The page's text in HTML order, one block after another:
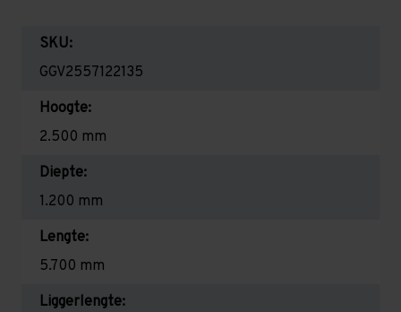
SKU:
GGV2557122135
Hoogte:
2.500 mm
Diepte:
1.200 mm
Lengte:
5.700 mm
Liggerlengte: